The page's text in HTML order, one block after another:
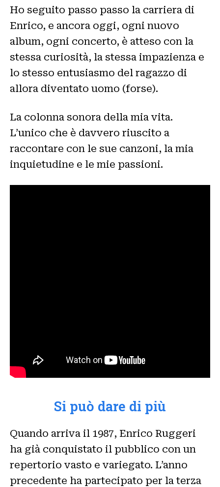
Ho seguito passo passo la carriera di
Enrico, e ancora oggi, ogni nuovo
album, ogni concerto, è atteso con la
stessa curiosità, la stessa impazienza e
lo stesso entusiasmo del ragazzo di
allora diventato uomo (forse).
La colonna sonora della mia vita.
L’unico che è davvero riuscito a
raccontare con le sue canzoni, la mia
inquietudine e le mie passioni.
Si può dare di più
Quando arriva il 1987, Enrico Ruggeri
ha già conquistato il pubblico con un
repertorio vasto e variegato. L’anno
precedente ha partecipato per la terza